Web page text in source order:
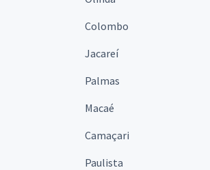
Colombo
Jacareí
Palmas
Macaé
Camaçari
Paulista